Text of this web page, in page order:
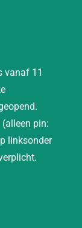
vanaf 11
pin:
linksonder